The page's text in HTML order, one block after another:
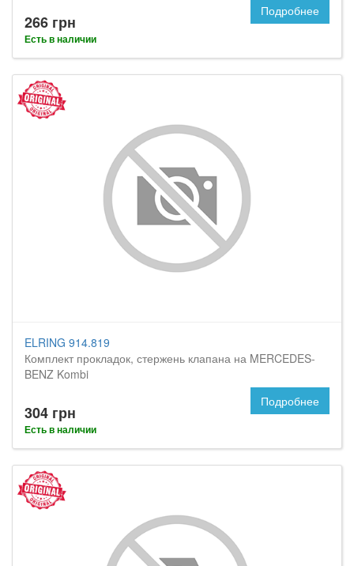
266 грн
Есть в наличии
Подробнее
ELRING 914.819
Комплект прокладок, стержень клапана на MERCEDES-
BENZ Kombi
304 грн
Есть в наличии
Подробнее